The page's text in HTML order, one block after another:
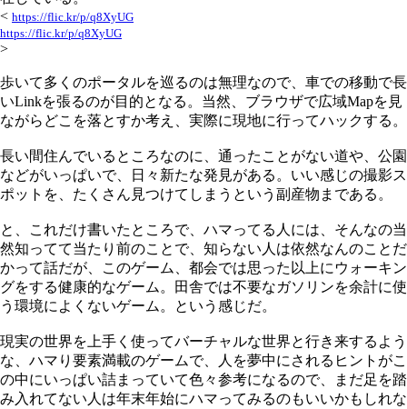
< https://flic.kr/p/q8XyUG
https://flic.kr/p/q8XyUG
>
歩いて多くのポータルを巡るのは無理なので、車での移動で長
いLinkを張るのが目的となる。当然、ブラウザで広域Mapを見
ながらどこを落とすか考え、実際に現地に行ってハックする。
長い間住んでいるところなのに、通ったことがない道や、公園
などがいっぱいで、日々新たな発見がある。いい感じの撮影ス
ポットを、たくさん見つけてしまうという副産物まである。
と、これだけ書いたところで、ハマってる人には、そんなの当
然知ってて当たり前のことで、知らない人は依然なんのことだ
かって話だが、このゲーム、都会では思った以上にウォーキン
グをする健康的なゲーム。田舎では不要なガソリンを余計に使
う環境によくないゲーム。という感じだ。
現実の世界を上手く使ってバーチャルな世界と行き来するよう
な、ハマり要素満載のゲームで、人を夢中にされるヒントがこ
の中にいっぱい詰まっていて色々参考になるので、まだ足を踏
み入れてない人は年末年始にハマってみるのもいいかもしれな